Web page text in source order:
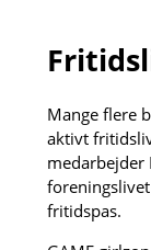
Mange flere
aktivt
medarbejder
fritidspas.